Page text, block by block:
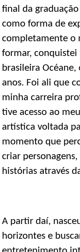
final da
como forma de
completamente o
formar,
brasileira
anos. Foi ali que
minha carreira
tive acesso ao
artística voltada
momento que
criar
histórias através
A partir daí,
horizontes e